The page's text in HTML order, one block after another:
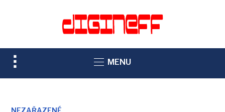
TOGGLE
SIDEBAR
NAVIGATION
MENU